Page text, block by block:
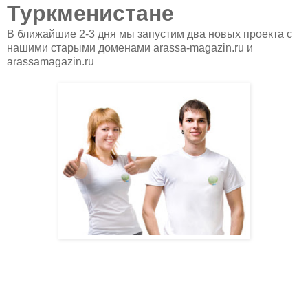
Туркменистане
В ближайшие 2-3 дня мы запустим два новых проекта с
нашими старыми доменами arassa-magazin.ru и
arassamagazin.ru